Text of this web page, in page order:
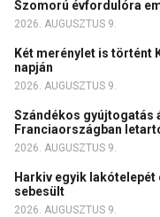
Szomorú évfordulóra
2026. AUGUSZTUS 9.
Két merénylet is történt
napján
2026. AUGUSZTUS 9.
Szándékos gyújtogatás
Franciaországban
2026. AUGUSZTUS 9.
Harkiv egyik
sebesült
2026. AUGUSZTUS 9.